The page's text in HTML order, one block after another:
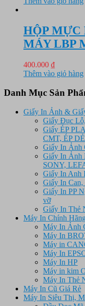
HỘP MỰC
MÁY LBP
400.000 ₫
Thêm vào giỏ hàng
Danh Mục Sản
Giấy In Ảnh &
Giấy Đục
Giấy ÉP
CMT, ÉP
Giấy In Ảnh
Giấy In
SONY,
Giấy In Anh
Giấy In
Giấy In PP
vỡ
Giấy In Thẻ
Máy In Chính
Máy In Ảnh
Máy In
Máy in
Máy In
Máy In HP
Máy in kim
Máy In Thẻ
Máy In Cũ Giá Rẻ
Máy In Siêu Thị,